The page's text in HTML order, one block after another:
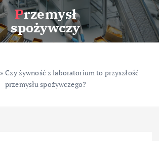
Przemysł
spożywczy
»Czy żywność z laboratorium to przyszłość
przemysłu spożywczego?